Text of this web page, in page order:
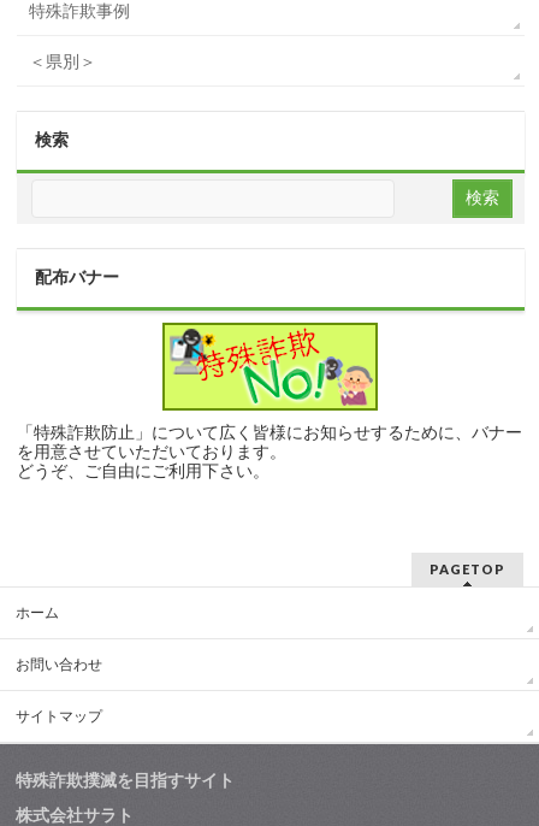
特殊詐欺事例
＜県別＞
検索
配布バナー
「特殊詐欺防止」について広く皆様にお知らせするために、バナー
を用意させていただいております。
どうぞ、ご自由にご利用下さい。
PAGETOP
ホーム
お問い合わせ
サイトマップ
特殊詐欺撲滅を目指すサイト
株式会社サラト